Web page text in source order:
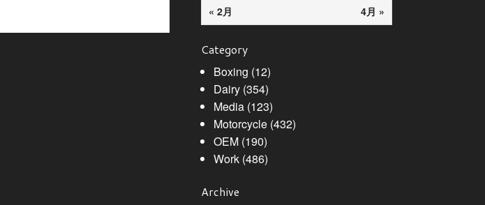
« 2月 4月 »
Category
Boxing (12)
Dairy(354)
Media(123)
Motorcycle(432)
OEM(190)
Work(486)
Archive